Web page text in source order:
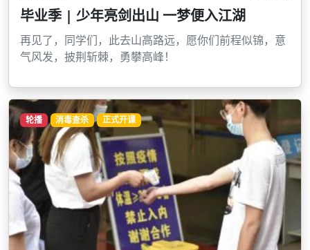
毕业季 | 少年亮剑出山 一梦便入江湖
再见了，同学们，此去山高路远，愿你们前程似锦，意
气风发，披荆斩棘，勇攀高峰！
轮播 消毒查杀 正式开课